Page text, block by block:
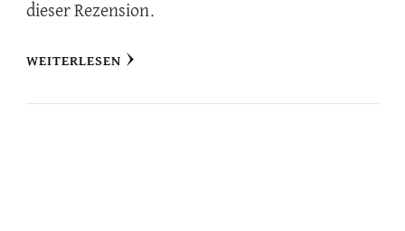
dieser Rezension.
WEITERLESEN